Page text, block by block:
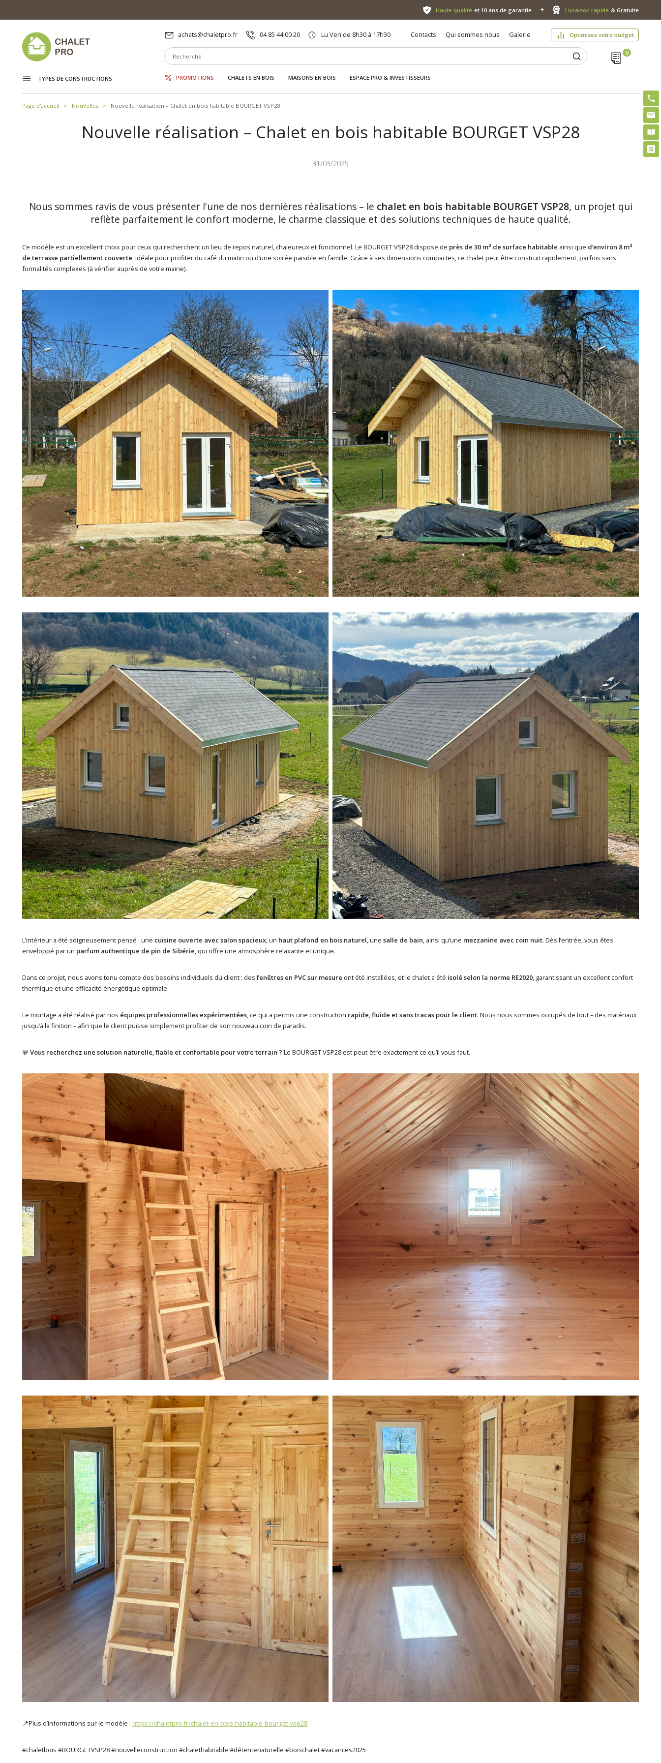
Haute qualité et 10 ans de garantie Livraison rapide & Gratuite
achats@chaletpro.fr 04 85 44 00 20 Lu Ven de 8h30 à 17h30 Contacts Qui sommes nous Galerie Optimisez votre budget
TYPES DE CONSTRUCTIONS PROMOTIONS CHALETS EN BOIS MAISONS EN BOIS ESPACE PRO & INVESTISSEURS
Page d'accueil Nouvelles Nouvelle réalisation – Chalet en bois habitable BOURGET VSP28
Nouvelle réalisation – Chalet en bois habitable BOURGET VSP28
31/03/2025
Nous sommes ravis de vous présenter l'une de nos dernières réalisations – le chalet en bois habitable BOURGET VSP28, un projet qui
reflète parfaitement le confort moderne, le charme classique et des solutions techniques de haute qualité.
Ce modèle est un excellent choix pour ceux qui recherchent un lieu de repos naturel, chaleureux et fonctionnel. Le BOURGET VSP28 dispose de près de 30 m² de surface habitable ainsi que d’environ 8 m²
de terrasse partiellement couverte, idéale pour profiter du café du matin ou d’une soirée paisible en famille. Grâce à ses dimensions compactes, ce chalet peut être construit rapidement, parfois sans
formalités complexes (à vérifier auprès de votre mairie).
L’intérieur a été soigneusement pensé : une cuisine ouverte avec salon spacieux, un haut plafond en bois naturel, une salle de bain, ainsi qu’une mezzanine avec coin nuit. Dès l’entrée, vous êtes
enveloppé par un parfum authentique de pin de Sibérie, qui offre une atmosphère relaxante et unique.
Dans ce projet, nous avons tenu compte des besoins individuels du client : des fenêtres en PVC sur mesure ont été installées, et le chalet a été isolé selon la norme RE2020, garantissant un excellent confort
thermique et une efficacité énergétique optimale.
Le montage a été réalisé par nos équipes professionnelles expérimentées, ce qui a permis une construction rapide, fluide et sans tracas pour le client. Nous nous sommes occupés de tout – des matériaux
jusqu’à la finition – afin que le client puisse simplement profiter de son nouveau coin de paradis.
💬 Vous recherchez une solution naturelle, fiable et confortable pour votre terrain ? Le BOURGET VSP28 est peut-être exactement ce qu’il vous faut.
📍Plus d’informations sur le modèle : https://chaletpro.fr/chalet-en-bois-habitable-bourget-vsp28
#chaletbois #BOURGETVSP28 #nouvelleconstruction #chalethabitable #détentenaturelle #boischalet #vacances2025